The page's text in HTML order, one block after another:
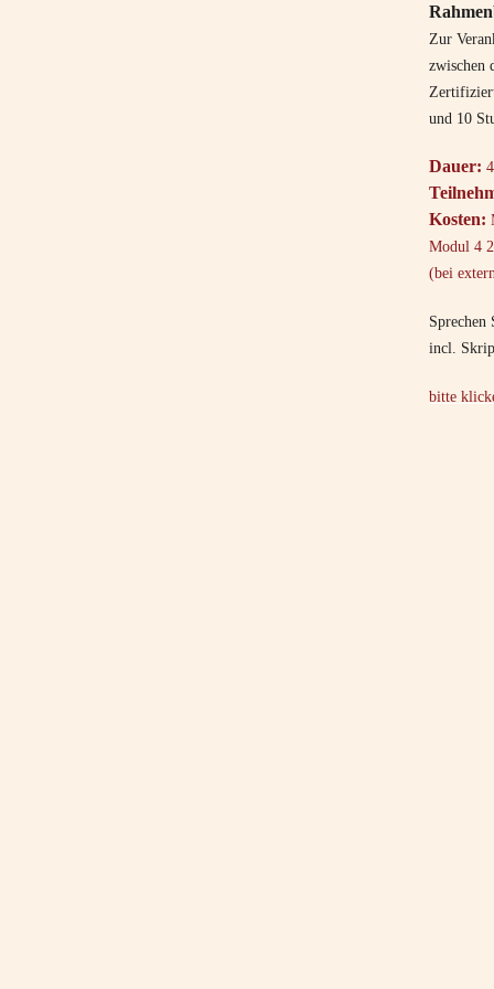
Zur
zwischen
und 10
Dauer:
Kosten:
Modul 4
(bei
Sprechen
incl.
bitte